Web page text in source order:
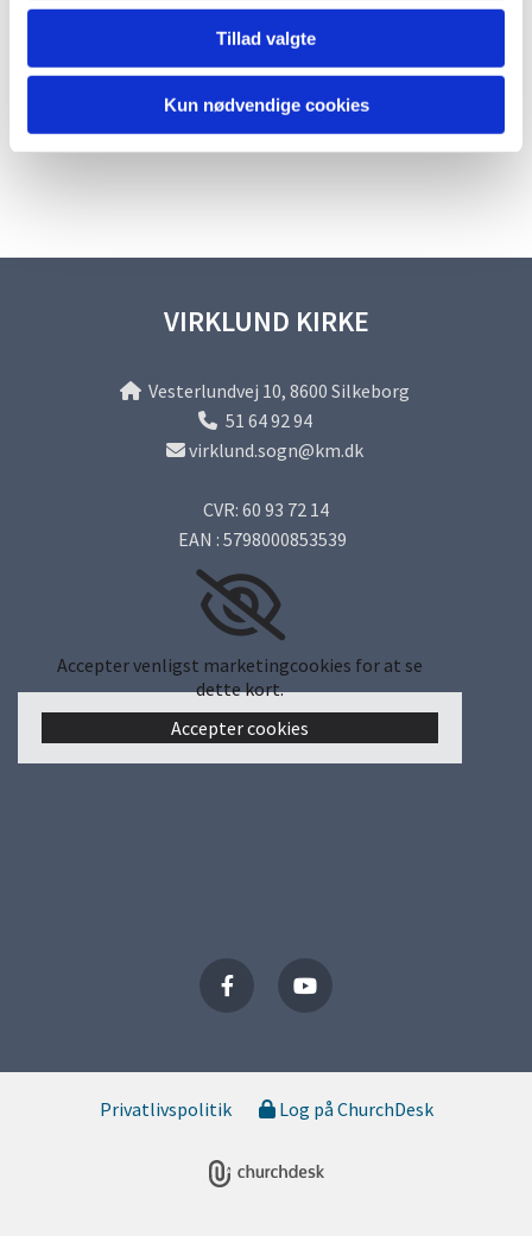
Tillad valgte
Kun nødvendige cookies
VIRKLUND KIRKE
Vesterlundvej 10, 8600 Silkeborg
 51 64 92 94
virklund.sogn@km.dk
CVR: 60 93 72 14
EAN : 5798000853539
Accepter venligst marketingcookies for at se
dette kort.
Accepter cookies
Privatlivspolitik Log på ChurchDesk